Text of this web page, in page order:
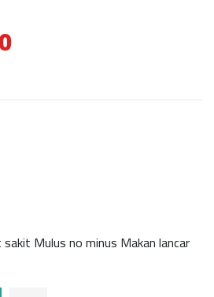
Mulus no minus Makan lancar